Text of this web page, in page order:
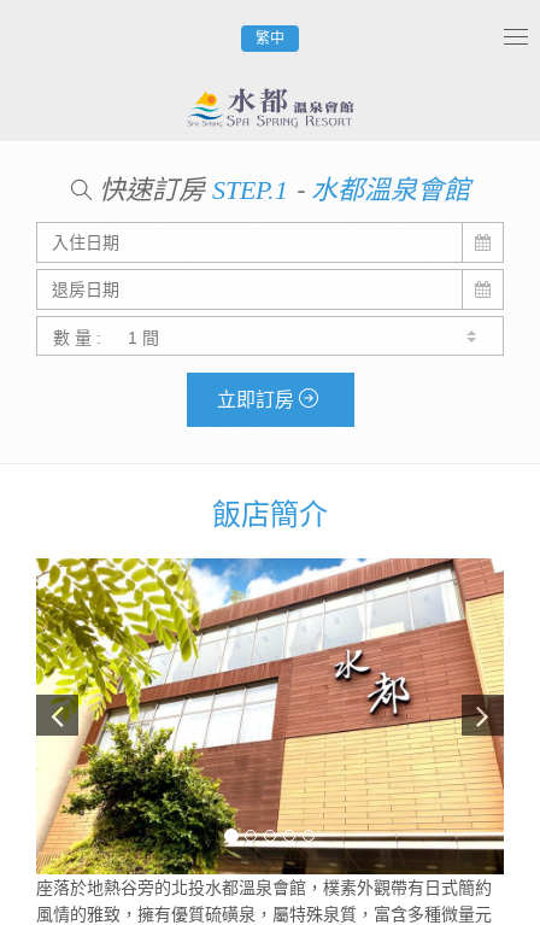
繁中
快速訂房 STEP.1 - 水都溫泉會館
數 量 :
立即訂房
飯店簡介
座落於地熱谷旁的北投水都溫泉會館，樸素外觀帶有日式簡約
風情的雅致，擁有優質硫磺泉，屬特殊泉質，富含多種微量元